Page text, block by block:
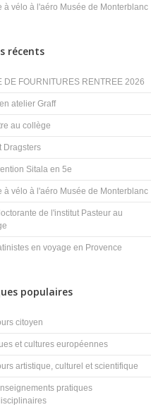
à vélo à l'aéro Musée de Monterblanc
récents
DE FOURNITURES RENTREE 2026
atelier Graff
au collège
Dragsters
Sitala en 5e
à vélo à l'aéro Musée de Monterblanc
de l'institut Pasteur au
en voyage en Provence
populaires
citoyen
et cultures européennes
artistique, culturel et scientifique
pratiques